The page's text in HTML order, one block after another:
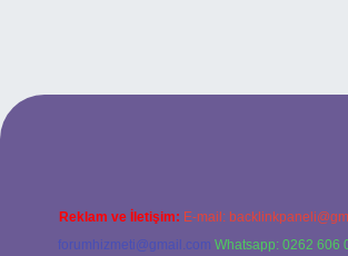
güncel giriş
Reklam ve İletişim: E-mail:
forumhizmeti@gmail.com Whatsapp: 0262 606